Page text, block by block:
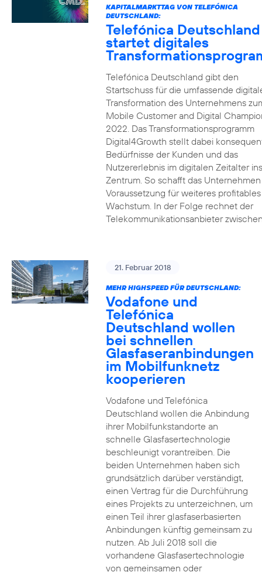
KAPITALMARKTTAG VON TELEFÓNICA
DEUTSCHLAND:
Telefónica Deutschland
startet digitales
Telefónica Deutschland gibt den
Startschuss für die umfassende
Transformation des Unternehmens
Mobile Customer and Digital
2022. Das Transformationsprogramm
Digital4Growth stellt dabei
Bedürfnisse der Kunden und das
Nutzererlebnis im digitalen Zeitalter ins
Zentrum. So schafft das
Voraussetzung für weiteres profitables
Wachstum. In der Folge rechnet der
Telekommunikationsanbieter
21. Februar 2018
MEHR HIGHSPEED FÜR DEUTSCHLAND:
Vodafone und
Telefónica
Deutschland wollen
bei schnellen
Glasfaseranbindungen
im Mobilfunknetz
kooperieren
Vodafone und Telefónica
Deutschland wollen die Anbindung
ihrer Mobilfunkstandorte an
schnelle Glasfasertechnologie
beschleunigt vorantreiben. Die
beiden Unternehmen haben sich
grundsätzlich darüber verständigt,
einen Vertrag für die Durchführung
eines Projekts zu unterzeichnen, um
einen Teil ihrer glasfaserbasierten
Anbindungen künftig gemeinsam zu
nutzen. Ab Juli 2018 soll die
vorhandene Glasfasertechnologie
von gemeinsamen oder